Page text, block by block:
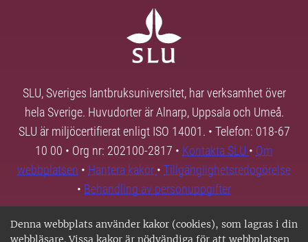
Denna webbplats använder kakor (cookies), som lagras i din
webbläsare. Vissa kakor är nödvändiga för att webbplatsen
SLU, Sveriges lantbruksuniversitet, har verksamhet över
hela Sverige. Huvudorter är Alnarp, Uppsala och Umeå.
SLU är miljöcertifierat enligt ISO 14001. • Telefon: 018-67
10 00 • Org nr: 202100-2817 • Kontakta SLU • Om
webbplatsen • Hantera kakor • Tillgänglighetsredogörelse
• Behandling av personuppgifter